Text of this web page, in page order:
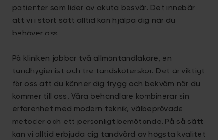
patienter som lider av akuta besvär. Det innebär
att vi i stort sätt alltid kan hjälpa dig när du
behöver oss.
På kliniken jobbar två allmäntandläkare, en
tandhygienist och tre tandsköterskor. Det är viktigt
för oss att du känner dig trygg och bekväm när du
kommer till oss. Våra behandlare kombinerar sin
erfarenhet med modern teknik, välbeprövade
metoder och ett personligt bemötande. På så sätt
kan vi alltid erbjuda dig tandvård av högsta kvalitet